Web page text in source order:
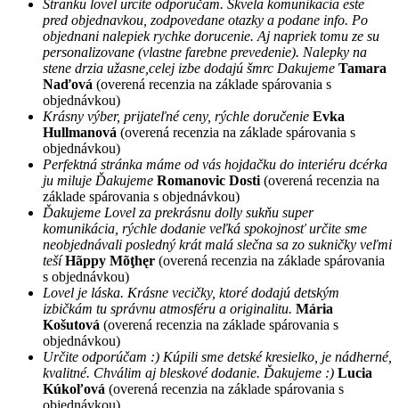
Stranku lovel urcite odporučam. Skvela komunikacia este
pred objednavkou, zodpovedane otazky a podane info. Po
objednani nalepiek rychke dorucenie. Aj napriek tomu ze su
personalizovane (vlastne farebne prevedenie). Nalepky na
stene drzia užasne,celej izbe dodajú šmrc Dakujeme Tamara
Naďová (overená recenzia na základe spárovania s
objednávkou)
Krásny výber, prijateľné ceny, rýchle doručenie Evka
Hullmanová (overená recenzia na základe spárovania s
objednávkou)
Perfektná stránka máme od vás hojdačku do interiéru dcérka
ju miluje Ďakujeme Romanovic Dosti (overená recenzia na
základe spárovania s objednávkou)
Ďakujeme Lovel za prekrásnu dolly sukňu super
komunikácia, rýchle dodanie veľká spokojnosť určite sme
neobjednávali posledný krát malá slečna sa zo sukničky veľmi
tešíHãppy Mõţhęr (overená recenzia na základe spárovania
s objednávkou)
Lovel je láska. Krásne vecičky, ktoré dodajú detským
izbičkám tu správnu atmosféru a originalitu. Mária
Košutová (overená recenzia na základe spárovania s
objednávkou)
Určite odporúčam :) Kúpili sme detské kresielko, je nádherné,
kvalitné. Chválim aj bleskové dodanie. Ďakujeme :) Lucia
Kúkoľová (overená recenzia na základe spárovania s
objednávkou)